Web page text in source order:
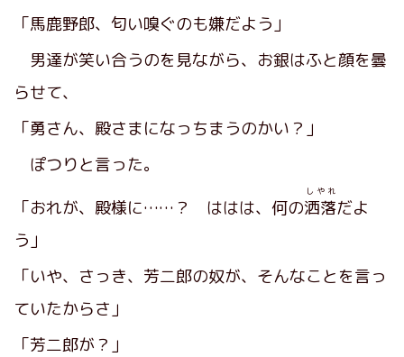
「馬鹿野郎、匂い嗅ぐのも嫌だよう」
男達が笑い合うのを見ながら、お銀はふと顔を曇
らせて、
「勇さん、殿さまになっちまうのかい？」
ぽつりと言った。
「おれが、殿様に……？ ははは、何の洒落
しやれ
だよ
う」
「いや、さっき、芳二郎の奴が、そんなことを言っ
ていたからさ」
「芳二郎が？」